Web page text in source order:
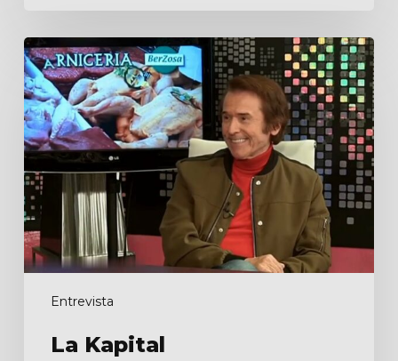
Entrevista
La
Kapital
La Kapital